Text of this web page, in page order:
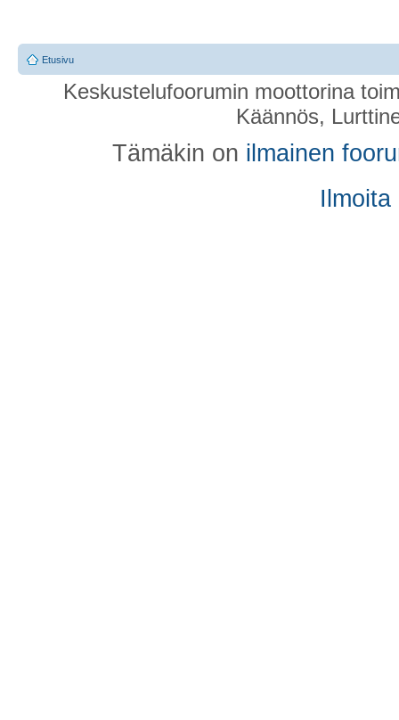
Etusivu
Keskustelufoorumin moottorina
Käännös,
Tämäkin on ilmainen